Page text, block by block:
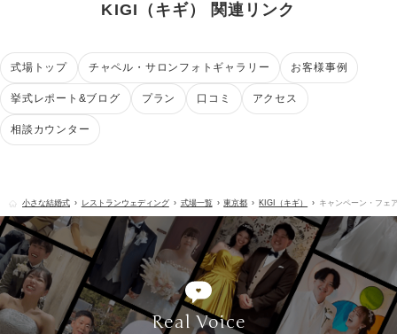
KIGI（キギ） 関連リンク
式場トップ チャペル・サロンフォトギャラリー お客様事例
挙式レポート&ブログ プラン 口コミ アクセス
相談カウンター
小さな結婚式 レストランウェディング 式場一覧 東京都 KIGI（キギ） キャンペーン・フェ
Real Voice